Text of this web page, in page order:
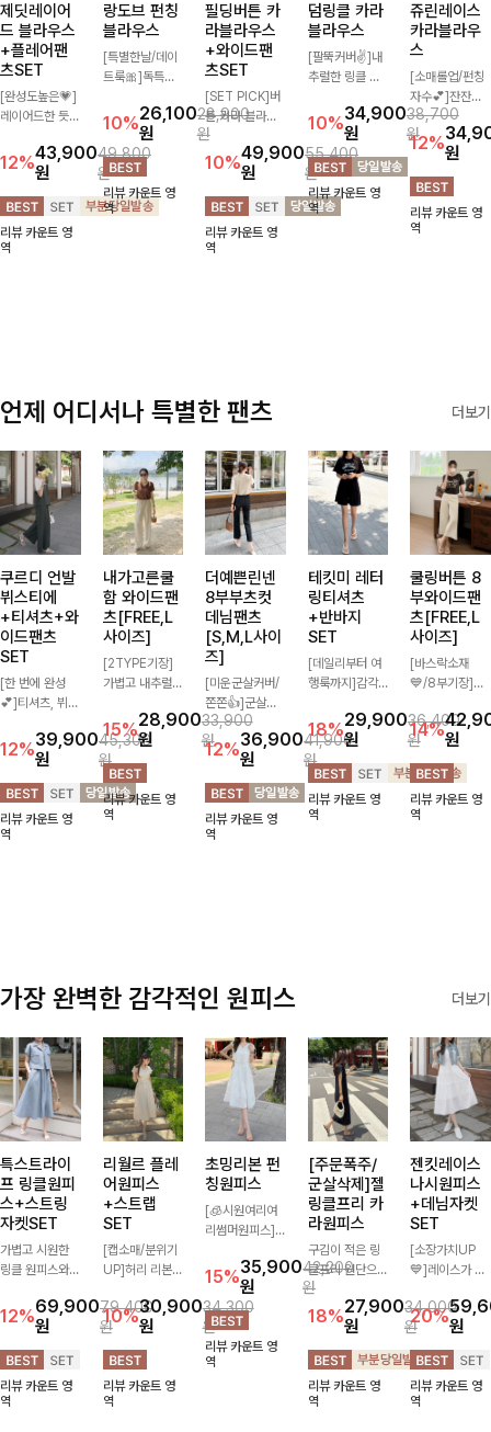
제딧레이어
드 블라우스
+플레어팬
츠SET
[완성도높은💗]
레이어드한 듯
와 버튼 원피스
가 함께 구성된
세트 아이템입니
다. 코디 고민 없
이 한 벌만으로
도 내추럴하면서
12%43,900
원
49,800
원
리뷰 카운트 영
역
랑도브 펀칭
블라우스
[특별한날/데이
트룩🎀]독특한
시원해보이면서
로맨틱한 무드를
선사하는 블라우
스:) 풍성한 퍼프
소매와 밑단 셔
링으로 스타일을
10%26,100
원
28,900
원
리뷰 카운트 영
역
필딩버튼 카
라블라우스
+와이드팬
츠SET
[SET PICK]버
튼 카라 블라우
스와 팬츠, 스트
랩까지 구성된
활용도 높은 3
종 세트 🤍 코디
걱정 없이 한 번
에 완성도 있는
스타일링을 연출
10%49,900
원
55,400
원
리뷰 카운트 영
역
덤링클 카라
블라우스
[팔뚝커버✌]내
추럴한 링클 텍
있게 입어지는
블라우스🖤 브
이넥 카라 디자
인에 여유로운
소매핏 더해져
여리하면서도 시
10%34,900
원
38,700
원
리뷰 카운트 영
역
쥬린레이스
카라블라우
스
[소매롤업/펀칭
자수💕]잔잔하
고 고급스러운
자수 디테일이
사랑스러운 블라
우스-페미닌하
면서 여리한 무
드로 즐겨지는
ITEM
12%원
리뷰 카운트 영
역
언제 어디서나 특별한 팬츠 더보기
쿠르디 언발
뷔스티에
+티셔츠+와
이드팬츠
SET
[한 번에 완성
💕]티셔츠, 뷔스
한 번에 구성된
실속 있는 3피
스 세트 🖤 따로
또 같이 활용하
기 좋아 코디 걱
정 없이 데일리
12%39,900
원
45,300
원
리뷰 카운트 영
역
내가고른쿨
함 와이드팬
츠[FREE,L
사이즈]
[2TYPE기장]
가볍고 내추럴한
시즌 시원하게
즐기기 좋은 와
이드 팬츠! 허리
밴딩과 스트링
디테일로 편안한
착용감을 더했으
15%28,900
원
33,900
원
리뷰 카운트 영
역
더예쁜린넨
8부부츠컷
데님팬츠
[S,M,L사이
즈]
[미운군살커버/
쫀쫀👍]군살을
잡아주는 깔끔한
부츠컷 핏에 발
목이 드러나는
8부 기장으로
다리를 슬림하고
길어보이게 만들
어주며 생지 소
12%36,900
원
41,900
원
리뷰 카운트 영
역
테킷미 레터
링티셔츠
+반바지
SET
[데일리부터 여
행룩까지]감각
셔츠와 플레어
핏 반바지가 함
께 구성된 세트
아이템으로, 편
안하면서도 캐주
얼한 꾸안꾸룩을
18%29,900
원
36,400
원
리뷰 카운트 영
역
쿨링버튼 8
부와이드팬
츠[FREE,L
사이즈]
[바스락소재
💙/8부기장]사
일이 은은한 포
인트가 되어주는
와이드 팬츠입니
다. 여유롭게 떨
어지는 실루엣과
가볍게 바스락거
14%원
리뷰 카운트 영
역
가장 완벽한 감각적인 원피스 더보기
특스트라이
프 링클원피
스+스트링
자켓SET
가볍고 시원한
링클 원피스와
세트로 구성되어
코디 고민 없이
완성도 높은 스
타일링을 연출해
주는 아이템 🤍
따로 또 같이 활
12%69,900
원
79,400
원
리뷰 카운트 영
역
리월르 플레
어원피스
+스트랩
SET
[캡소매/분위기
UP]허리 리본
구성되어 여성스
럽고 우아한 실
루엣을 완성해주
는 원피스- 자연
스럽게 퍼지는
플레어 라인과
10%30,900
원
34,300
원
리뷰 카운트 영
역
초밍리본 펀
칭원피스
[🧊시원여리여
리썸머원피스]
테일과 리본 포
인트가 어우러져
사랑스러운 무드
를 더한 원피스
🤍 여리하게 퍼
지는 실루엣으로
15%35,900
원
42,200
원
리뷰 카운트 영
역
[주문폭주/
군살삭제]젤
링클프리 카
라원피스
구김이 적은 링
클프리 원단으로
항상 깔끔하게
착용 가능하며
일자로 떨어지는
넉넉한 핏으로
군살을 완벽히
커버해주는 원피
스에요🖤
18%27,900
원
34,000
원
리뷰 카운트 영
역
젠킷레이스
나시원피스
+데님자켓
SET
[소장가치UP
💙]레이스가 담
의 나시 원피스
와 캐주얼하면서
트렌디한 데님
자켓의 러블리한
만남, 단독으로
도 스타일링이
20%원
리뷰 카운트 영
역